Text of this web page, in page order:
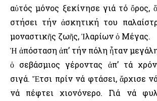
αὐτός μόνος ξεκίνησε γιά τό ὄρος,
στήσει τήν ἀσκητική του
μοναστικῆς ζωῆς, Ἰλαρίων ὁ Μέγας.
Ἡ ἀπόσταση ἀπ’ τήν πόλη ἦταν
ὁ σεβάσμιος γέροντας ἀπ’ τά
σιγά. Ἔτσι πρίν νά φτάσει, ἄρχισε
νά πέφτει χιονόνερο. Γιά νά